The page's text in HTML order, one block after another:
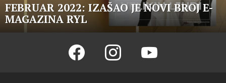
FEBRUAR 2022: IZAŠAO JE NOVI BROJ E-
MAGAZINA RYL
facebook instagram youtube